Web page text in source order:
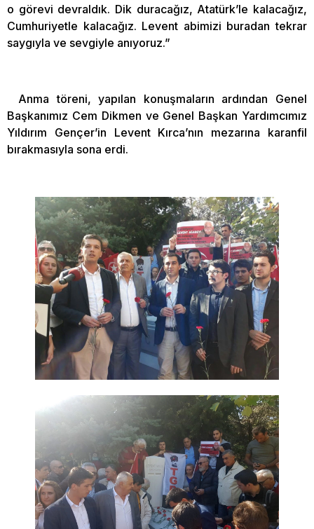
o görevi devraldık. Dik duracağız, Atatürk’le kalacağız,
Cumhuriyetle kalacağız. Levent abimizi buradan tekrar
saygıyla ve sevgiyle anıyoruz.”
Anma töreni, yapılan konuşmaların ardından Genel
Başkanımız Cem Dikmen ve Genel Başkan Yardımcımız
Yıldırım Gençer’in Levent Kırca’nın mezarına karanfil
bırakmasıyla sona erdi.